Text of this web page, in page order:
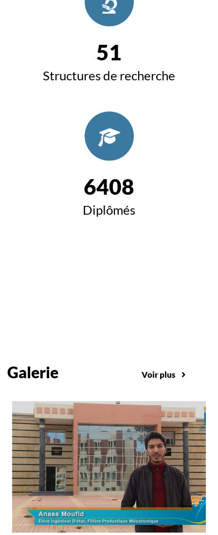
51
Structures de recherche
6408
Diplômés
Galerie Voir plus